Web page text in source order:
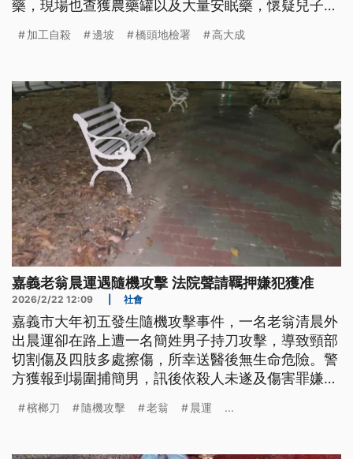
藥，現場也查獲農藥罐以及大量安眠藥，懷疑兒子涉
遺體，查明老翁的死因，以釐清案情。
加工自殺 邊坡 橋頭地檢署 高大成
嘉義老翁晨運遇隨機攻擊 法院聲請羈押嫌犯獲准
2026/2/22 12:09 社會
嘉義市大年初五發生隨機攻擊事件，一名老翁清晨外
出晨運卻在路上遭一名簡姓男子持刀攻擊，導致頸部
切割傷及四肢多處擦傷，所幸送醫後無生命危險。警
方獲報到場圍捕簡男，訊後依殺人未遂及傷害罪嫌移
及滅證之虞，向法院聲請羈押獲准。
檳榔刀 隨機攻擊 老翁 晨運 ...